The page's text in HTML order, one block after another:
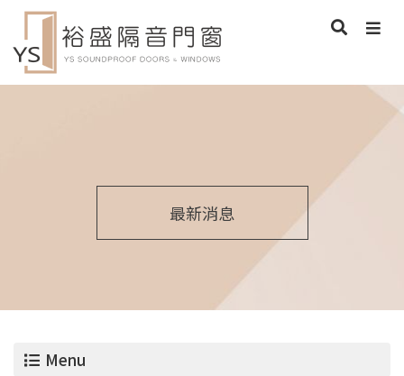
最新消息
Menu